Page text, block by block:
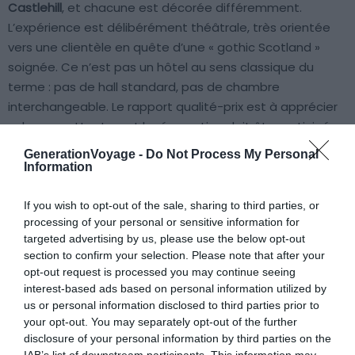
GenerationVoyage - Do Not Process My Personal
Information
If you wish to opt-out of the sale, sharing to third parties, or
processing of your personal or sensitive information for
targeted advertising by us, please use the below opt-out
section to confirm your selection. Please note that after your
opt-out request is processed you may continue seeing
interest-based ads based on personal information utilized by
us or personal information disclosed to third parties prior to
your opt-out. You may separately opt-out of the further
disclosure of your personal information by third parties on the
Castlehill, et chacune est décorée différemment.
L’expérience est délibérément théâtrale, très orientée
vers une clientèle en quête d’une « gothic Scotland »
soignée. Ce n’est pas un hôtel au sens classique du
terme : pas de hall standard, pas de chambre
interchangeable. Le rapport qualité-prix est à apprécier
selon ses attentes, et la réservation doit être anticipée
très longtemps à l’avance, parfois plusieurs mois pour les
week-ends.
The Caledonian Edinburgh, Curio Collection by Hilton,
surnommé « The Caley », occupe un bâtiment rougeâtre
reconnaissable de loin sur Princes Street, classé au
patrimoine historique écossais.Plusieurs chambres et
suites offrent une vue directe sur le château, avec les
jardins en premier plan.Le niveau de service est celui
qu’on attend d’un 5 étoiles. Les espaces sont vastes, et
l’emplacement sur Princes Street donne un accès